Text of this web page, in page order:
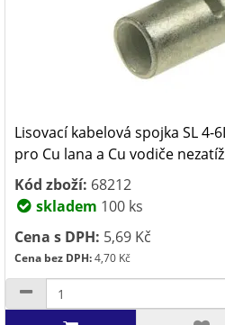
Lisovací kabelová spojka SL 4-
pro Cu lana a Cu vodiče
Kód zboží: 68212
skladem 100 ks
Cena s DPH: 5,69 Kč
Cena bez DPH:4,70 Kč